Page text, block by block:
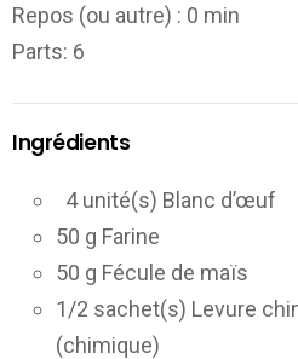
Repos (ou autre) : 0 min
Parts: 6
Ingrédients
4 unité(s) Blanc d’œuf
50 g Farine
50 g Fécule de maïs
1/2 sachet(s) Levure
(chimique)